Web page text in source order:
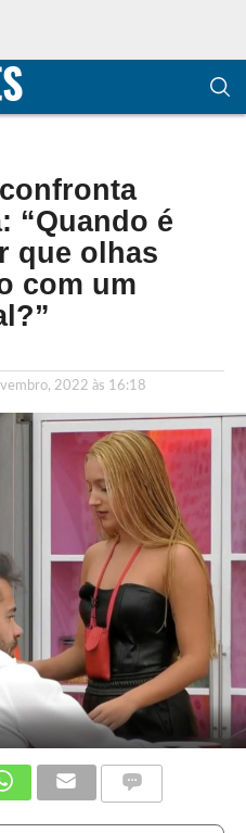
“Quando é
que olhas
com um
2022 às 16:18